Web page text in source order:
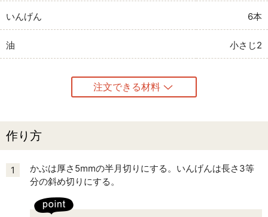
いんげん 6本
油 小さじ2
注文できる材料
作り方
1
かぶは厚さ5mmの半月切りにする。いんげんは長さ3等
分の斜め切りにする。